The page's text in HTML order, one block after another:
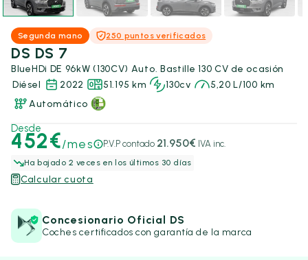
Segunda mano 250 puntos verificados
DS DS 7
BlueHDi DE 96kW (130CV) Auto. Bastille 130 CV de ocasión
Diésel
2022 51.195 km 130cv
5,20 L/100 km
Automático
Desde
452€/mes P.V.P contado 21.950€ IVA inc.
Ha bajado 2 veces en los últimos 30 días
Calcular cuota
Concesionario Oficial DS
Coches certificados con garantía de la marca